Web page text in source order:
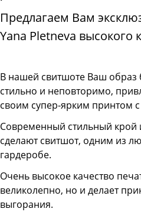
Предлагаем Вам
Yana Pletneva высокого
В нашей свитшоте Ваш образ
стильно и неповторимо,
своим супер-ярким принтом
Современный стильный крой
сделают свитшот, одним из
гардеробе.
Очень высокое качество
великолепно, но и делает
выгорания.